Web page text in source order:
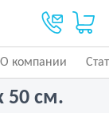
О компании
50 см.